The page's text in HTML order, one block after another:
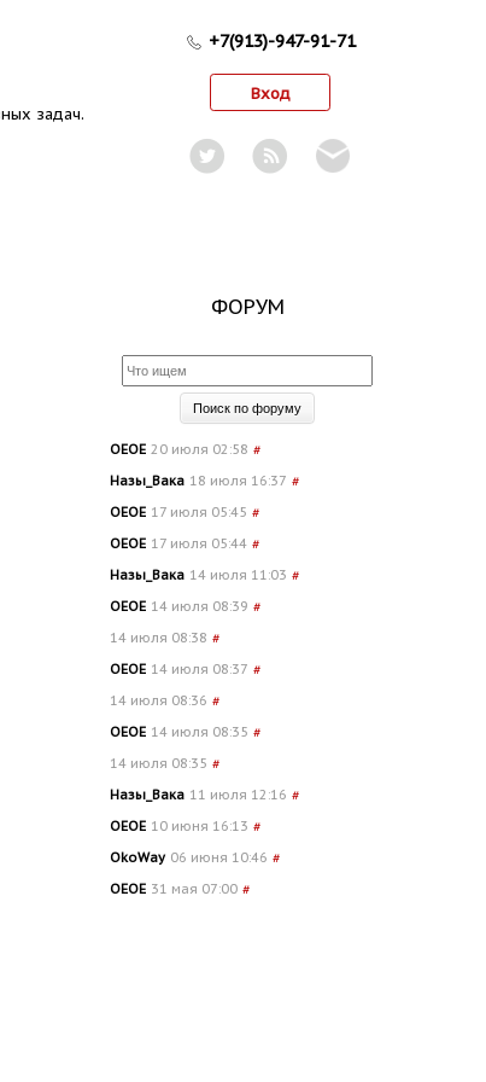
задач.
+7(913)-947-91-71
Вход
ФОРУМ
OEOE 20 июля 02:58 #
Назы_Вака 18 июля 16:37 #
OEOE 17 июля 05:45 #
OEOE 17 июля 05:44 #
Назы_Вака 14 июля 11:03 #
OEOE 14 июля 08:39 #
14 июля 08:38 #
OEOE 14 июля 08:37 #
14 июля 08:36 #
OEOE 14 июля 08:35 #
14 июля 08:35 #
Назы_Вака 11 июля 12:16 #
OEOE 10 июня 16:13 #
OkoWay 06 июня 10:46 #
OEOE 31 мая 07:00 #